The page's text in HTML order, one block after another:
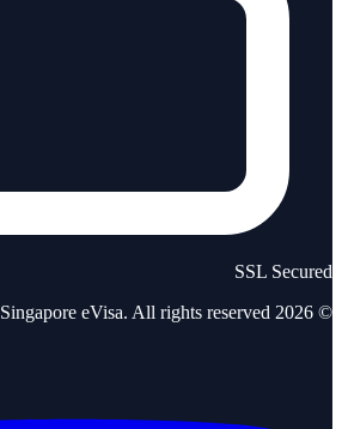
SSL Secured
©
2026
Singapore eVisa. All rights reserved.